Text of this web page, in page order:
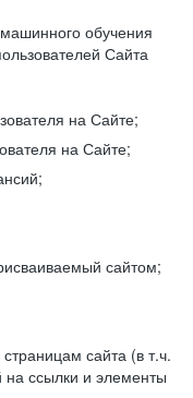
обучения
Сайта
на Сайте;
на Сайте;
сайтом;
сайта (в т.ч.
ссылки и элементы